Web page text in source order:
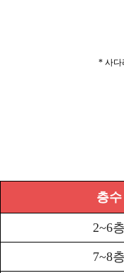
* 사다
층수
2~6층
7~8층